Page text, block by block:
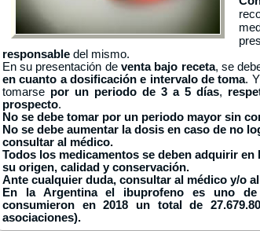
responsabledel mismo.
En su presentación deventa bajo receta, se
en cuanto a dosificación e intervalo de toma.
tomarse por un periodo de 3 a 5 días,
prospecto.
No se debe tomar por un periodo mayor sin
No se debe aumentar la dosis en caso de no
consultar al médico.
Todos los medicamentos se deben adquirir
su origen, calidad y conservación.
Ante cualquier duda, consultar al médico y/o
En la Argentina el ibuprofeno es uno
consumieron en 2018 un total de
asociaciones).